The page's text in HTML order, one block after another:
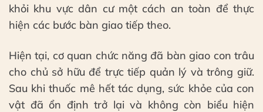
khỏi khu vực dân cư một cách an toàn để thực
hiện các bước bàn giao tiếp theo.
Hiện tại, cơ quan chức năng đã bàn giao con trâu
cho chủ sở hữu để trực tiếp quản lý và trông giữ.
Sau khi thuốc mê hết tác dụng, sức khỏe của con
vật đã ổn định trở lại và không còn biểu hiện